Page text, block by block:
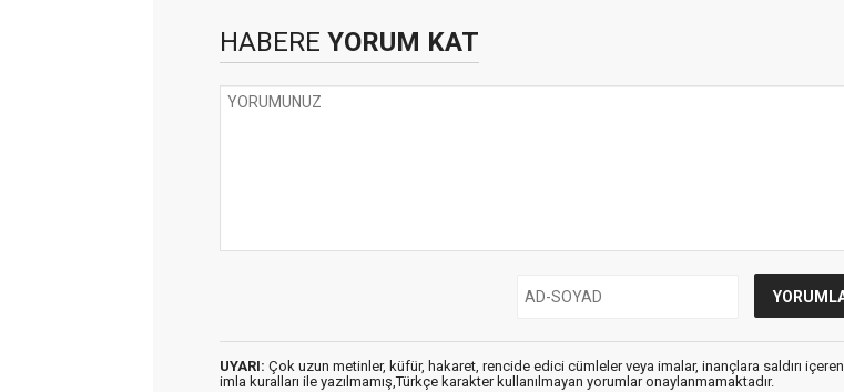
HABERE YORUM KAT
UYARI: Çok uzun metinler, küfür, hakaret, rencide edici cümleler veya imalar, inançlara saldırı içeren,
imla kuralları ile yazılmamış,Türkçe karakter kullanılmayan yorumlar onaylanmamaktadır.